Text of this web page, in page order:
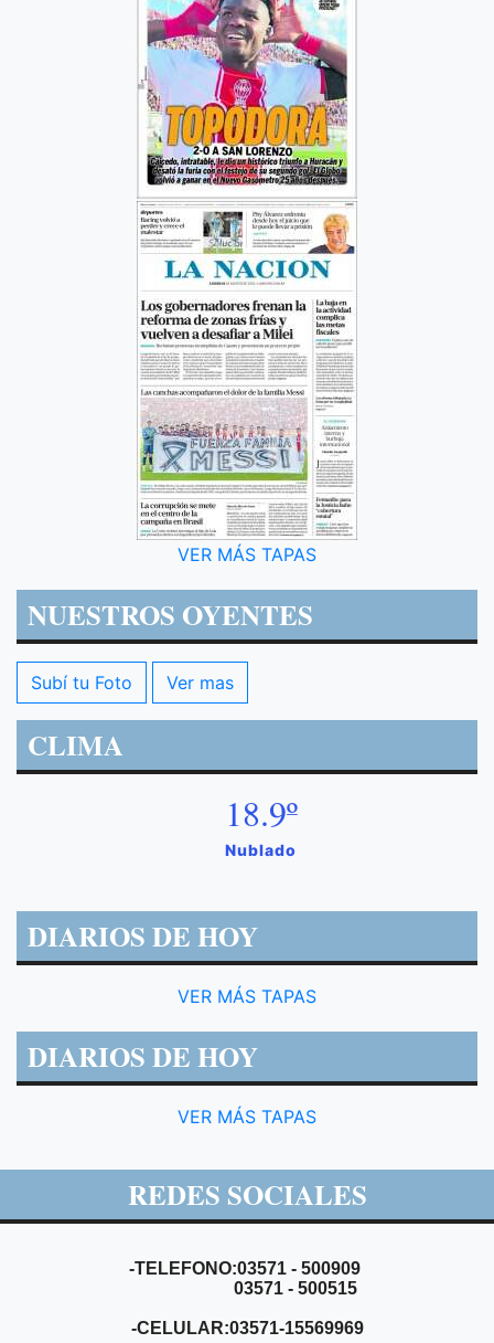
VER MÁS TAPAS
NUESTROS OYENTES
Subí tu Foto Ver mas
CLIMA
18.9º
Nublado
DIARIOS DE HOY
VER MÁS TAPAS
DIARIOS DE HOY
VER MÁS TAPAS
REDES SOCIALES
-TELEFONO:03571 - 500909
03571 - 500515
-CELULAR:03571-15569969